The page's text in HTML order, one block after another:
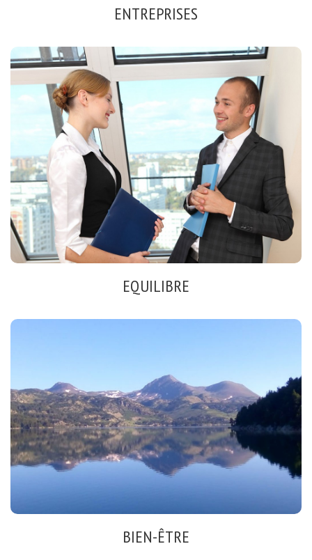
ENTREPRISES
EVOLUEZ
Organisme de formation certifié QUALIOPI
Formations
Coaching Cadres, Dirigeants
Voir
EQUILIBRE
Changement de vie
Choix authentiques
BIEN-ÊTRE